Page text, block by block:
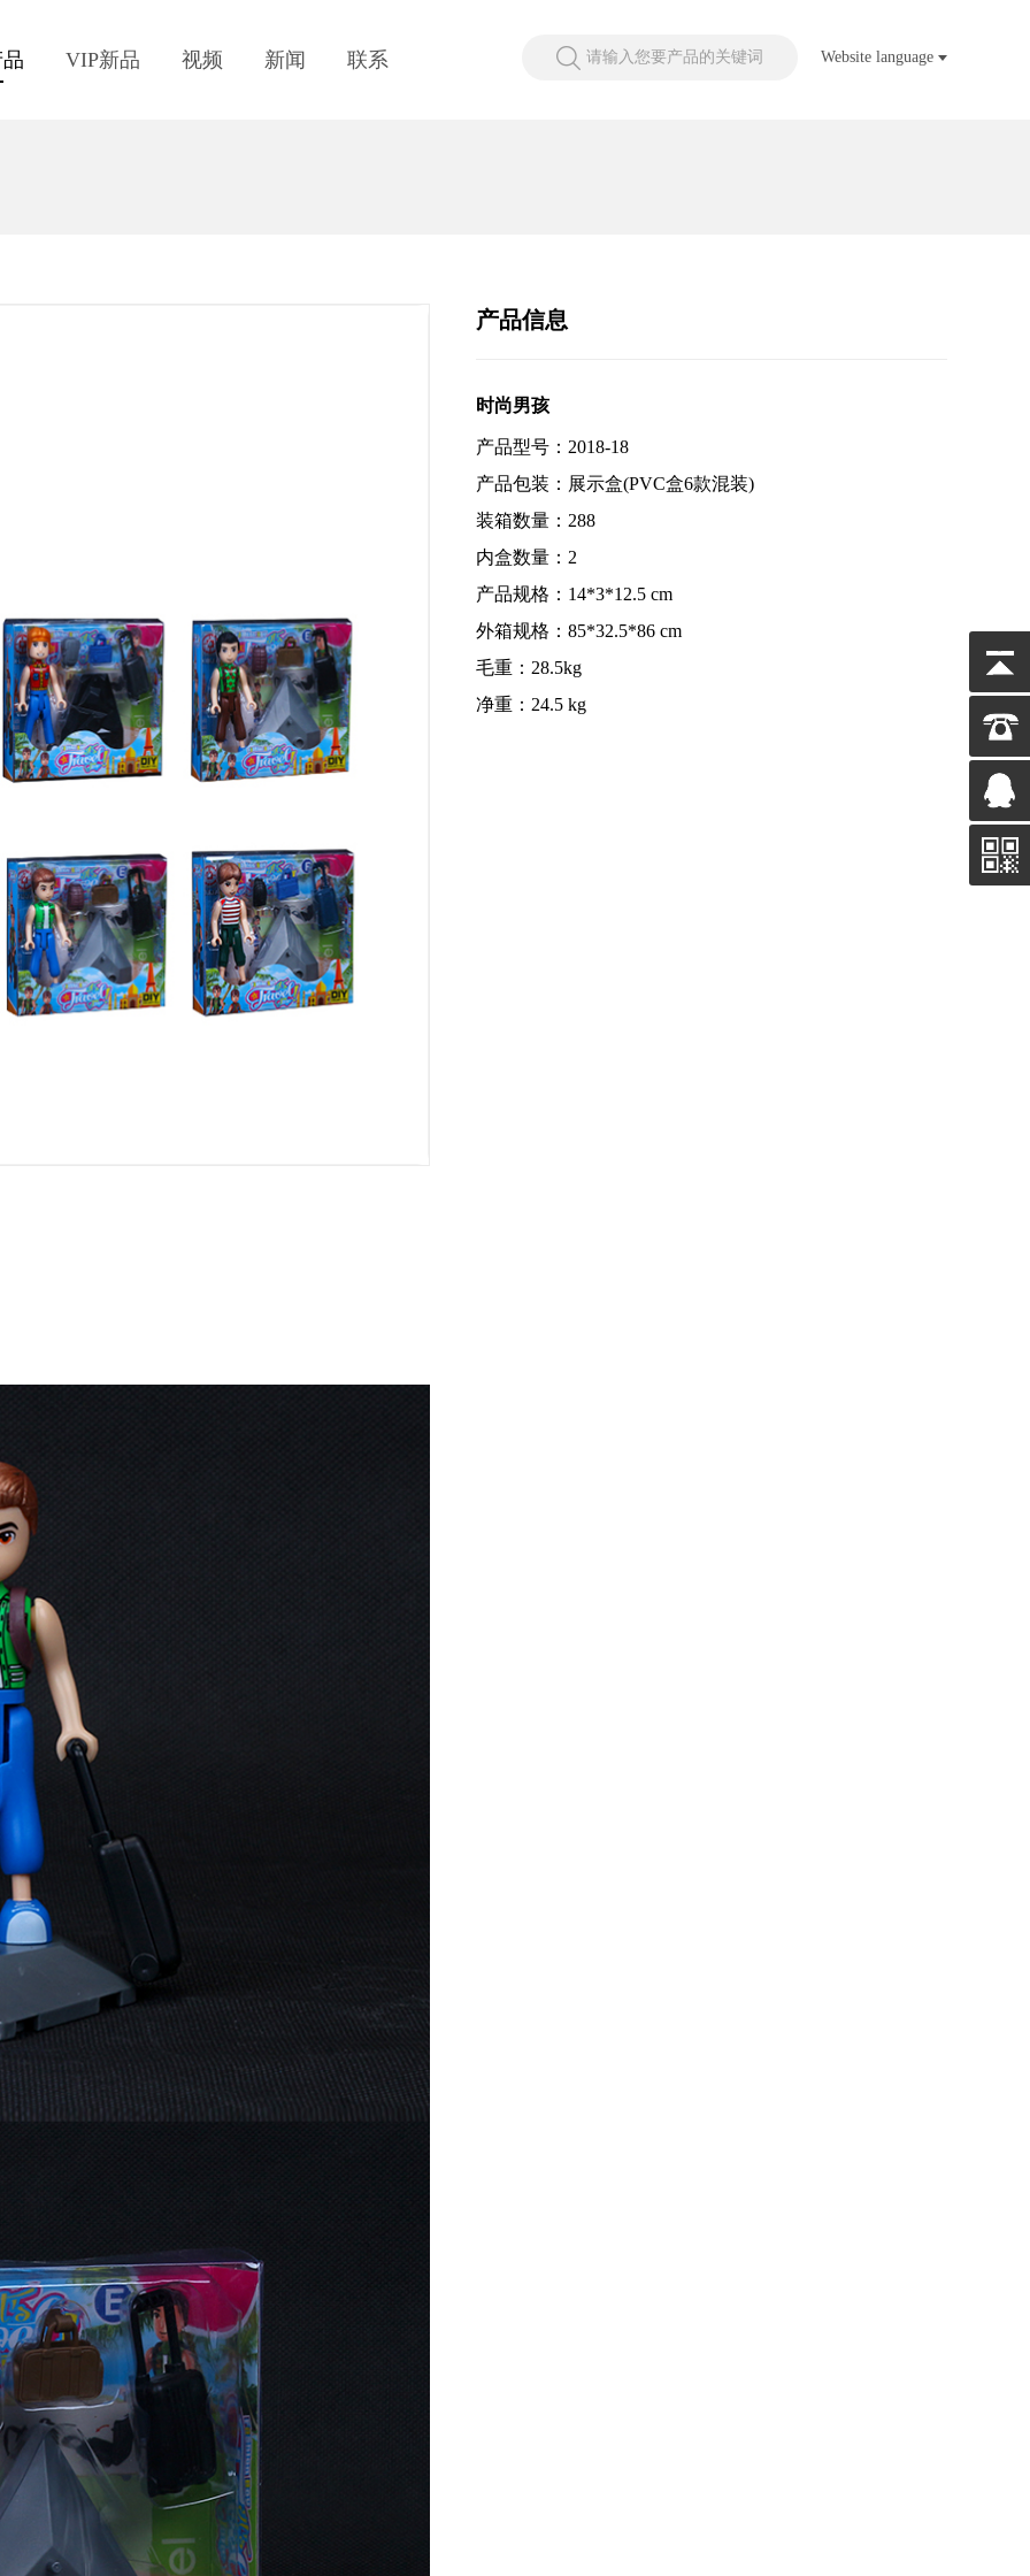
VIP新品 视频 新闻 联系 请输入您要产品的关键词 Website language
产品信息
时尚男孩
产品型号：2018-18
产品包装：展示盒(PVC盒6款混装)
装箱数量：288
内盒数量：2
产品规格：14*3*12.5 cm
外箱规格：85*32.5*86 cm
毛重：28.5kg
净重：24.5 kg